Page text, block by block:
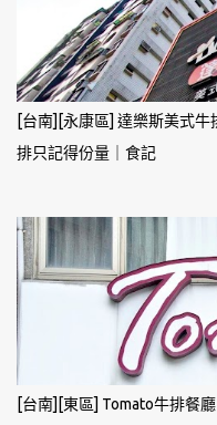
[台南][永康區] 達樂斯美式
排只記得份量｜食記
[台南][東區] Tomato牛排餐